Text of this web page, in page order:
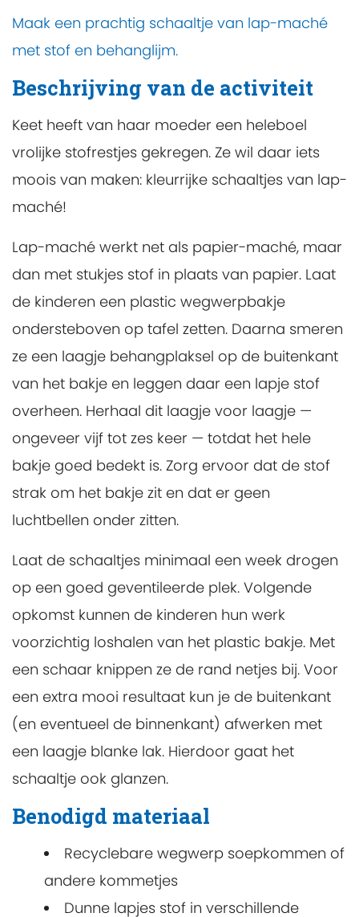
Maak een prachtig schaaltje van lap-maché
met stof en behanglijm.
Beschrijving van de activiteit
Keet heeft van haar moeder een heleboel
vrolijke stofrestjes gekregen. Ze wil daar iets
moois van maken: kleurrijke schaaltjes van lap-
maché!
Lap-maché werkt net als papier-maché, maar
dan met stukjes stof in plaats van papier. Laat
de kinderen een plastic wegwerpbakje
ondersteboven op tafel zetten. Daarna smeren
ze een laagje behangplaksel op de buitenkant
van het bakje en leggen daar een lapje stof
overheen. Herhaal dit laagje voor laagje —
ongeveer vijf tot zes keer — totdat het hele
bakje goed bedekt is. Zorg ervoor dat de stof
strak om het bakje zit en dat er geen
luchtbellen onder zitten.
Laat de schaaltjes minimaal een week drogen
op een goed geventileerde plek. Volgende
opkomst kunnen de kinderen hun werk
voorzichtig loshalen van het plastic bakje. Met
een schaar knippen ze de rand netjes bij. Voor
een extra mooi resultaat kun je de buitenkant
(en eventueel de binnenkant) afwerken met
een laagje blanke lak. Hierdoor gaat het
schaaltje ook glanzen.
Benodigd materiaal
Recyclebare wegwerp soepkommen of
andere kommetjes
Dunne lapjes stof in verschillende